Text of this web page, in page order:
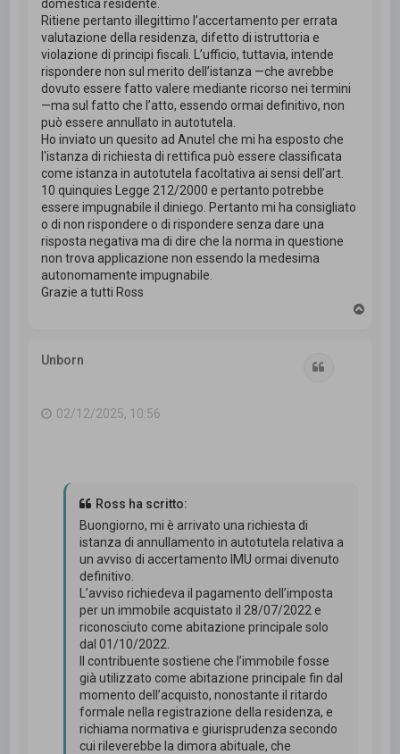
domestica residente.
Ritiene pertanto illegittimo l’accertamento per errata
valutazione della residenza, difetto di istruttoria e
violazione di principi fiscali. L’ufficio, tuttavia, intende
rispondere non sul merito dell’istanza —che avrebbe
dovuto essere fatto valere mediante ricorso nei termini
—ma sul fatto che l’atto, essendo ormai definitivo, non
può essere annullato in autotutela.
Ho inviato un quesito ad Anutel che mi ha esposto che
l'istanza di richiesta di rettifica può essere classificata
come istanza in autotutela facoltativa ai sensi dell'art.
10 quinquies Legge 212/2000 e pertanto potrebbe
essere impugnabile il diniego. Pertanto mi ha consigliato
o di non rispondere o di rispondere senza dare una
risposta negativa ma di dire che la norma in questione
non trova applicazione non essendo la medesima
autonomamente impugnabile.
Grazie a tutti Ross
Unborn
02/12/2025, 10:56
Ross ha scritto:
Buongiorno, mi è arrivato una richiesta di
istanza di annullamento in autotutela relativa a
un avviso di accertamento IMU ormai divenuto
definitivo.
L’avviso richiedeva il pagamento dell’imposta
per un immobile acquistato il 28/07/2022 e
riconosciuto come abitazione principale solo
dal 01/10/2022.
Il contribuente sostiene che l’immobile fosse
già utilizzato come abitazione principale fin dal
momento dell’acquisto, nonostante il ritardo
formale nella registrazione della residenza, e
richiama normativa e giurisprudenza secondo
cui rileverebbe la dimora abituale, che